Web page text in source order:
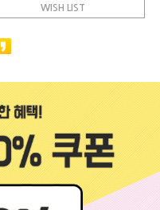
WISH LIST